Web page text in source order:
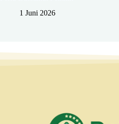
1 Juni 2026